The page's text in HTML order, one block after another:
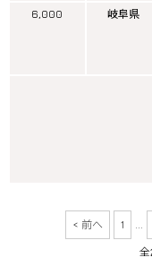
6,000 岐阜県
< 前へ 1 ...
全